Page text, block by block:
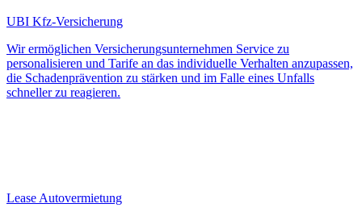
UBI Kfz-Versicherung
Wir ermöglichen Versicherungsunternehmen Service zu
personalisieren und Tarife an das individuelle Verhalten anzupassen,
die Schadenprävention zu stärken und im Falle eines Unfalls
schneller zu reagieren.
Lease Autovermietung